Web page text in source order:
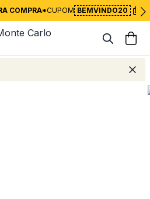
COMPRA*CUPOM BEMVINDO20